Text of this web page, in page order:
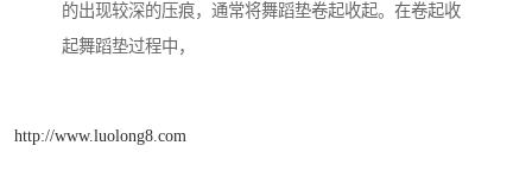
的出现较深的压痕，通常将舞蹈垫卷起收起。在卷起收
起舞蹈垫过程中，
http://www.luolong8.com